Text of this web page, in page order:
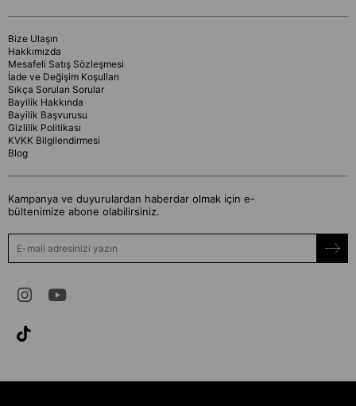
Bize Ulaşın
Hakkımızda
Mesafeli Satış Sözleşmesi
İade ve Değişim Koşulları
Sıkça Sorulan Sorular
Bayilik Hakkında
Bayilik Başvurusu
Gizlilik Politikası
KVKK Bilgilendirmesi
Blog
Kampanya ve duyurulardan haberdar olmak için e-
bültenimize abone olabilirsiniz.